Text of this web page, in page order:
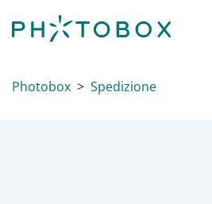
Photobox Spedizione